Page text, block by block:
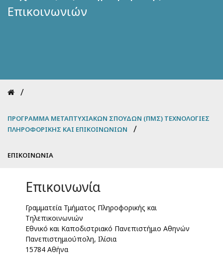
Επικοινωνιών
Breadcrumb
ΠΡΌΓΡΑΜΜΑ ΜΕΤΑΠΤΥΧΙΑΚΏΝ ΣΠΟΥΔΏΝ (ΠΜΣ) ΤΕΧΝΟΛΟΓΊΕΣ
ΠΛΗΡΟΦΟΡΙΚΉΣ ΚΑΙ ΕΠΙΚΟΙΝΩΝΙΏΝ
ΕΠΙΚΟΙΝΩΝΊΑ
Επικοινωνία
Γραμματεία Τμήματος Πληροφορικής και
Τηλεπικοινωνιών
Εθνικό και Καποδιστριακό Πανεπιστήμιο Αθηνών
Πανεπιστημιούπολη, Ιλίσια
15784 Αθήνα